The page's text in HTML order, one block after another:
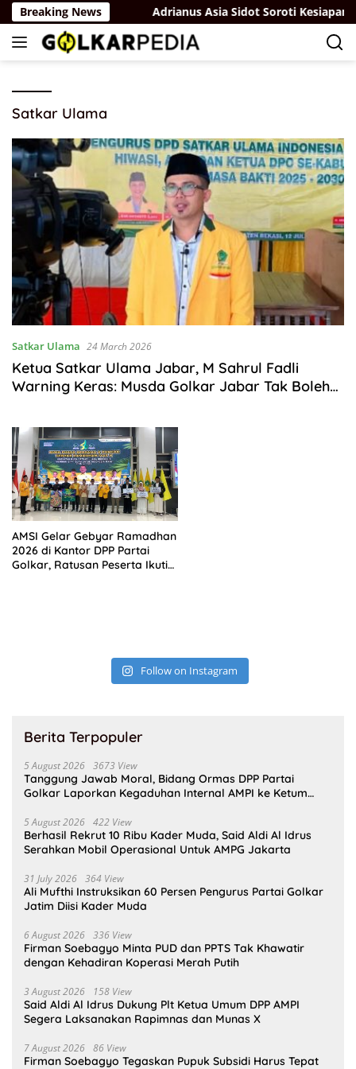
Skip
to
content
Breaking News
Hukum Adrianus Asia Sidot Soroti Kesiapan
Satkar Ulama
Satkar Ulama 24 March 2026
Ketua Satkar Ulama Jabar, M Sahrul Fadli
Warning Keras: Musda Golkar Jabar Tak Boleh
AMSI Gelar Gebyar Ramadhan
2026 di Kantor DPP Partai
Golkar, Ratusan Peserta Ikuti
Follow on Instagram
Berita Terpopuler
5 August 2026 3673 View
Tanggung Jawab Moral, Bidang Ormas DPP Partai
Golkar Laporkan Kegaduhan Internal AMPI ke Ketum
5 August 2026 422 View
Berhasil Rekrut 10 Ribu Kader Muda, Said Aldi Al Idrus
Serahkan Mobil Operasional Untuk AMPG Jakarta
31 July 2026 364 View
Ali Mufthi Instruksikan 60 Persen Pengurus Partai Golkar
Jatim Diisi Kader Muda
6 August 2026 336 View
Firman Soebagyo Minta PUD dan PPTS Tak Khawatir
dengan Kehadiran Koperasi Merah Putih
3 August 2026 158 View
Said Aldi Al Idrus Dukung Plt Ketua Umum DPP AMPI
Segera Laksanakan Rapimnas dan Munas X
7 August 2026 86 View
Firman Soebagyo Tegaskan Pupuk Subsidi Harus Tepat